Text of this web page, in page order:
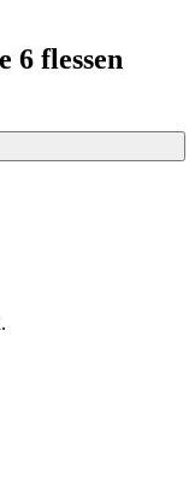
6 flessen